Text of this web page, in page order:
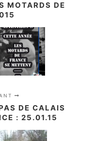
MOTARDS DE
DE CALAIS
: 25.01.15